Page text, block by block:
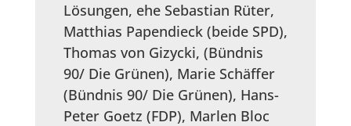
Lösungen, ehe Sebastian Rüter,
Matthias Papendieck (beide SPD),
Thomas von Gizycki, (Bündnis
90/ Die Grünen), Marie Schäffer
(Bündnis 90/ Die Grünen), Hans-
Peter Goetz (FDP), Marlen Bloc